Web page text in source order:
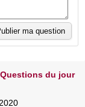
Questions du jour